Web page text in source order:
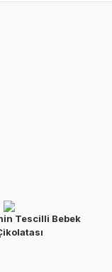
Tescilli Bebek